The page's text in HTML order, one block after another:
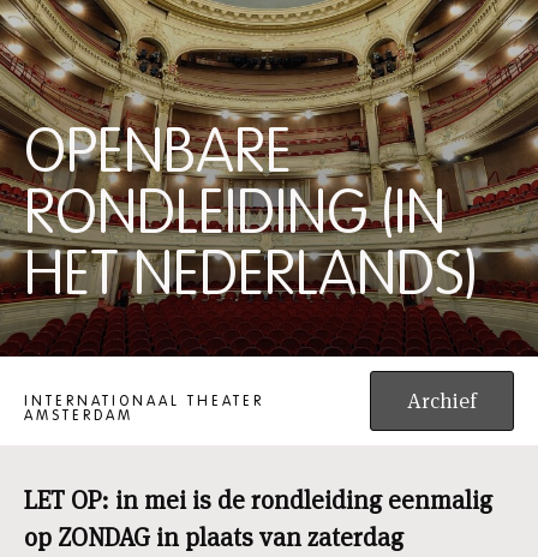
OPENBARE
RONDLEIDING (IN
HET NEDERLANDS)
OPENBARE RONDLEIDING (IN HET NEDERLANDS)
INTERNATIONAAL THEATER
AMSTERDAM
Archief
LET OP: in mei is de rondleiding eenmalig
op ZONDAG in plaats van zaterdag